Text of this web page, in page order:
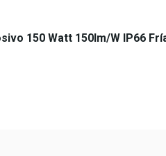
150 Watt 150lm/w IP66